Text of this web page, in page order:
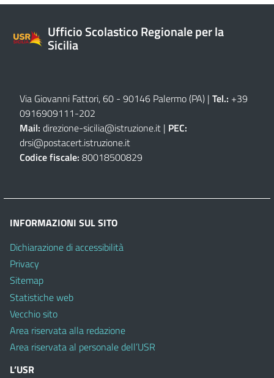
Ufficio Scolastico Regionale per la
Sicilia
Via Giovanni Fattori, 60 - 90146 Palermo (PA) | Tel.: +39
0916909111-202
Mail: direzione-sicilia@istruzione.it | PEC:
drsi@postacert.istruzione.it
Codice fiscale: 80018500829
INFORMAZIONI SUL SITO
Dichiarazione di accessibilità
Privacy
Sitemap
Statistiche web
Vecchio sito
Area riservata alla redazione
Area riservata al personale dell’USR
L’USR